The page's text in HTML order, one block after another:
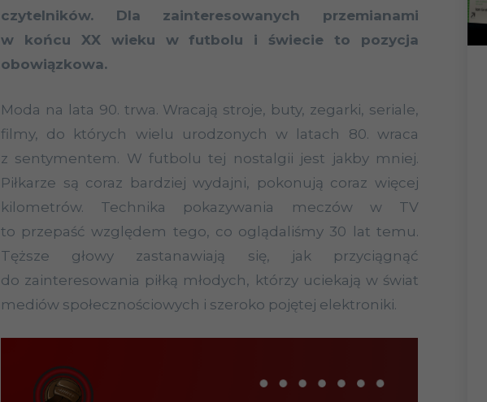
czytelników. Dla zainteresowanych przemianami
w końcu XX wieku w futbolu i świecie to pozycja
obowiązkowa.
Moda na lata 90. trwa. Wracają stroje, buty, zegarki, seriale,
filmy, do których wielu urodzonych w latach 80. wraca
z sentymentem. W futbolu tej nostalgii jest jakby mniej.
Piłkarze są coraz bardziej wydajni, pokonują coraz więcej
kilometrów. Technika pokazywania meczów w TV
to przepaść względem tego, co oglądaliśmy 30 lat temu.
Tęższe głowy zastanawiają się, jak przyciągnąć
do zainteresowania piłką młodych, którzy uciekają w świat
mediów społecznościowych i szeroko pojętej elektroniki.